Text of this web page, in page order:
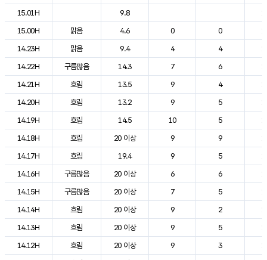
15.01H
9.8
15.00H
맑음 4.6 0 0
14.23H
맑음 9.4 4 4
14.22H
구름많음 14.3 7 6
14.21H
흐림 13.5 9 4
14.20H
흐림 13.2 9 5
14.19H
흐림 14.5 10 5
14.18H
흐림 20 이상 9 9
14.17H
흐림 19.4 9 5
14.16H
구름많음 20 이상 6 6
14.15H
구름많음 20 이상 7 5
14.14H
흐림 20 이상 9 2
14.13H
흐림 20 이상 9 5
14.12H
흐림 20 이상 9 3